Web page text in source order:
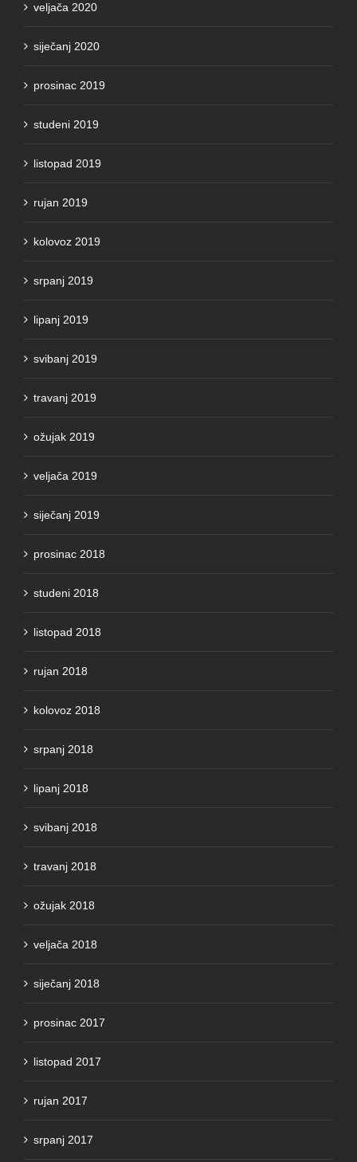
veljača 2020
siječanj 2020
prosinac 2019
studeni 2019
listopad 2019
rujan 2019
kolovoz 2019
srpanj 2019
lipanj 2019
svibanj 2019
travanj 2019
ožujak 2019
veljača 2019
siječanj 2019
prosinac 2018
studeni 2018
listopad 2018
rujan 2018
kolovoz 2018
srpanj 2018
lipanj 2018
svibanj 2018
travanj 2018
ožujak 2018
veljača 2018
siječanj 2018
prosinac 2017
listopad 2017
rujan 2017
srpanj 2017